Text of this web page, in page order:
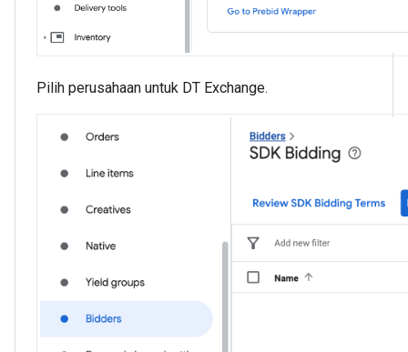
Pilih perusahaan untuk DT Exchange.